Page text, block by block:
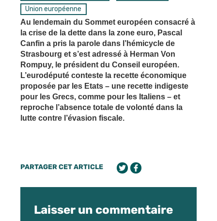
Union européenne
Au lendemain du Sommet européen consacré à
la crise de la dette dans la zone euro, Pascal
Canfin a pris la parole dans l’hémicycle de
Strasbourg et s’est adressé à Herman Von
Rompuy, le président du Conseil européen.
L’eurodéputé conteste la recette économique
proposée par les Etats – une recette indigeste
pour les Grecs, comme pour les Italiens – et
reproche l’absence totale de volonté dans la
lutte contre l’évasion fiscale.
PARTAGER CET ARTICLE
Laisser un commentaire